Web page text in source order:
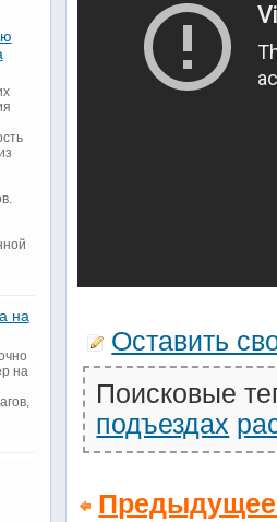
Оставить
Поисковые
подъездах
на
на